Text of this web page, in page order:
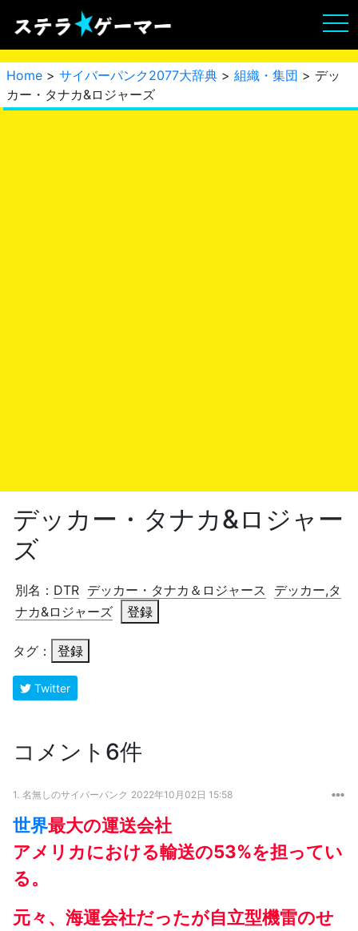
Home > サイバーパンク2077大辞典 > 組織・集団 > デッ
カー・タナカ&ロジャーズ
デッカー・タナカ&ロジャー
ズ
別名： DTR デッカー・タナカ＆ロジャース
デッカー,タ
ナカ&ロジャーズ
登録
タグ： 登録
Twitter
コメント6件
1. 名無しのサイバーパンク 2022年10月02日 15:58
世界最大の運送会社
アメリカにおける輸送の53%を担ってい
る。
元々、海運会社だったが自立型機雷のせ